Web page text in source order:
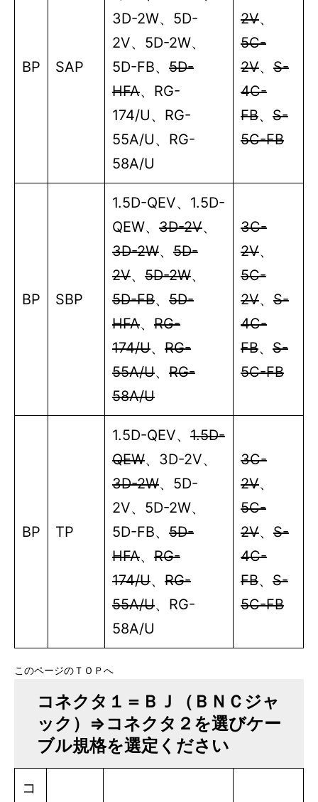
BP SAP
3D-2W、 5D-
2V、 5D-2W、
5D-FB、 5D-
HFA、 RG-
174/U、 RG-
55A/U、 RG-
58A/U
2V、
5C-
2V、 S-
4C-
FB、 S-
5C-FB
BP SBP
1.5D-QEV、 1.5D-
QEW、 3D-2V、
3D-2W、 5D-
2V、 5D-2W、
5D-FB、 5D-
HFA、 RG-
174/U、 RG-
55A/U、 RG-
58A/U
3C-
2V、
5C-
2V、 S-
4C-
FB、 S-
5C-FB
BP TP
1.5D-QEV、 1.5D-
QEW、 3D-2V、
3D-2W、 5D-
2V、 5D-2W、
5D-FB、 5D-
HFA、 RG-
174/U、 RG-
55A/U、 RG-
58A/U
3C-
2V、
5C-
2V、 S-
4C-
FB、 S-
5C-FB
このページのＴＯＰへ
コネクタ１＝ＢＪ（ＢＮＣジャ
ック）⇒コネクタ２を選びケー
ブル規格を選定ください
コ